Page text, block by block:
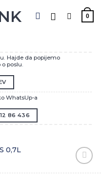
0
Hajde da popijemo
poslu.
WhatsUp-a
86 436
Zaprati